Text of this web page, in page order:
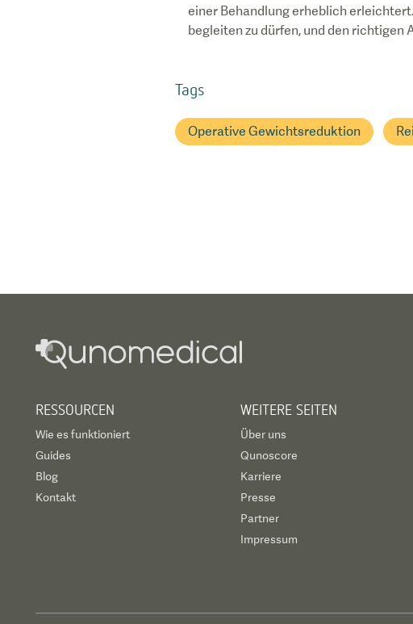
einer Behandlung erheblich
begleiten zu dürfen, und den richtigen
Tags
Operative Gewichtsreduktion
RESSOURCEN
Wie es funktioniert
Guides
Blog
Kontakt
WEITERE SEITEN
Über uns
Qunoscore
Karriere
Presse
Partner
Impressum